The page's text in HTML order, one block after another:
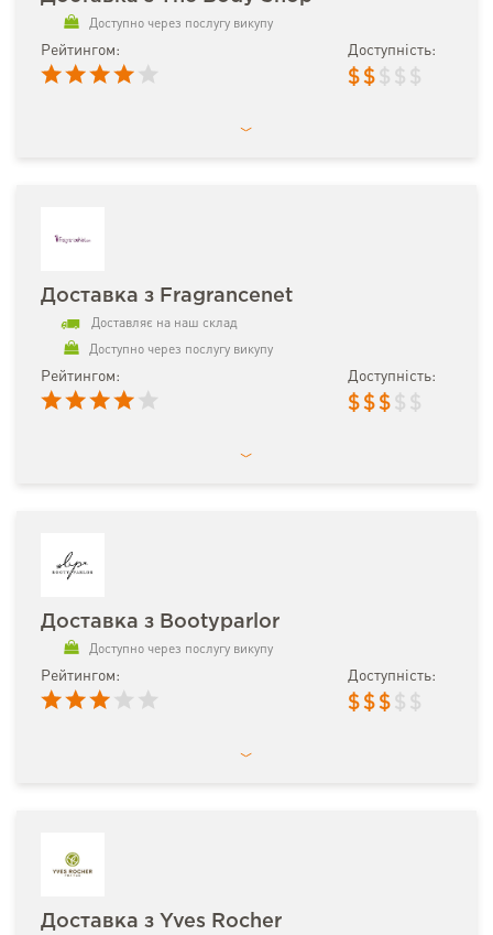
Доступно через послугу викупу
Рейтингом: Доступність:
$ $ $ $ $
Доставка з Fragrancenet
Доставляє на наш склад
Доступно через послугу викупу
Рейтингом: Доступність:
$ $ $ $ $
Доставка з Bootyparlor
Доступно через послугу викупу
Рейтингом: Доступність:
$ $ $ $ $
Доставка з Yves Rocher